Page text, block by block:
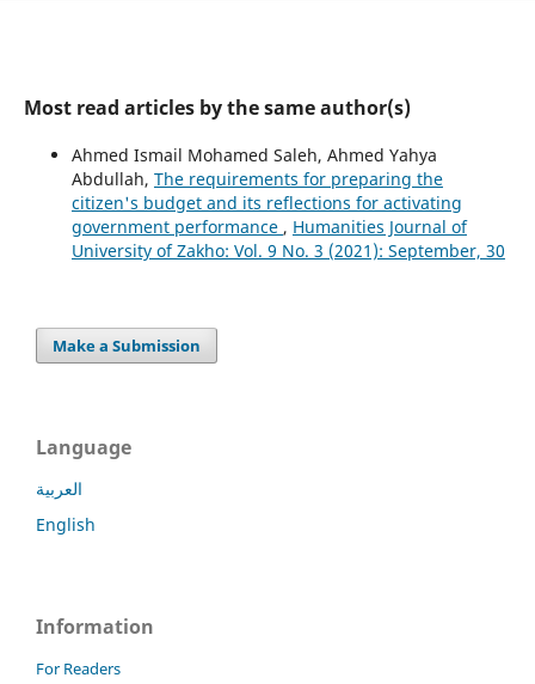
Most read articles by the same author(s)
Ahmed Ismail Mohamed Saleh, Ahmed Yahya
Abdullah, The requirements for preparing the
citizen's budget and its reflections for activating
government performance , Humanities Journal of
University of Zakho: Vol. 9 No. 3 (2021): September, 30
Make a Submission
Language
العربية
English
Information
For Readers